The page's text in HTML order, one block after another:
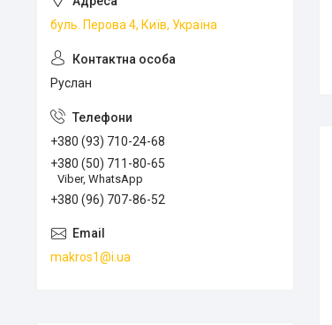
буль. Перова 4, Київ, Україна
Руслан
+380 (93) 710-24-68
+380 (50) 711-80-65
Viber, WhatsApp
+380 (96) 707-86-52
makros1@i.ua